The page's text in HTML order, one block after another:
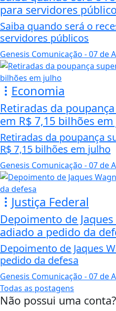
para servidores
Saiba quando será o
servidores públicos
Genesis Comunicação - 07 de
Economia
Retiradas da
em R$ 7,15 bilhões
Retiradas da poupança
R$ 7,15 bilhões em julho
Genesis Comunicação - 07 de
Justiça Federal
Depoimento de
adiado a pedido da
Depoimento de Jaques
pedido da defesa
Genesis Comunicação - 07 de
Todas as postagens
Não possui uma conta?